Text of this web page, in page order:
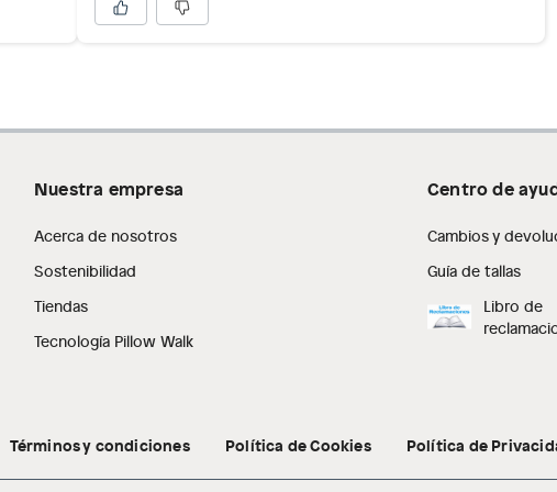
Nuestra empresa
Acerca de nosotros
Sostenibilidad
Tiendas
Tecnología Pillow Walk
Centro de
Cambios y
Guía de tallas
Libro de
Términos y condiciones Política de Cookies Política de